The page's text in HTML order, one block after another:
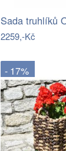
2259,-Kč
- 17%